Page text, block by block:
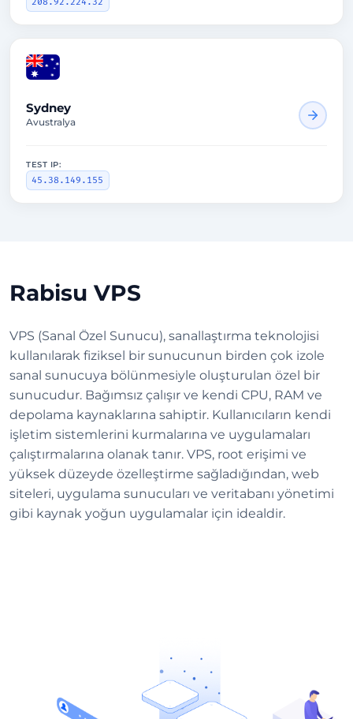
Sydney
Avustralya
TEST IP:
45.38.149.155
Rabisu VPS
VPS (Sanal Özel Sunucu), sanallaştırma teknolojisi
kullanılarak fiziksel bir sunucunun birden çok izole
sanal sunucuya bölünmesiyle oluşturulan özel bir
sunucudur. Bağımsız çalışır ve kendi CPU, RAM ve
depolama kaynaklarına sahiptir. Kullanıcıların kendi
işletim sistemlerini kurmalarına ve uygulamaları
çalıştırmalarına olanak tanır. VPS, root erişimi ve
yüksek düzeyde özelleştirme sağladığından, web
siteleri, uygulama sunucuları ve veritabanı yönetimi
gibi kaynak yoğun uygulamalar için idealdir.